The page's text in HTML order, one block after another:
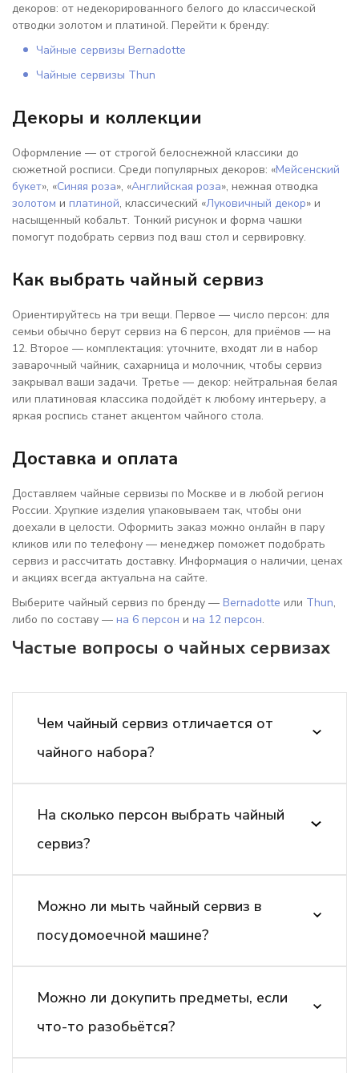
декоров: от недекорированного белого до классической
отводки золотом и платиной. Перейти к бренду:
Чайные сервизы Bernadotte
Чайные сервизы Thun
Декоры и коллекции
Оформление — от строгой белоснежной классики до
сюжетной росписи. Среди популярных декоров: «Мейсенский
букет», «Синяя роза», «Английская роза», нежная отводка
золотом и платиной, классический «Луковичный декор» и
насыщенный кобальт. Тонкий рисунок и форма чашки
помогут подобрать сервиз под ваш стол и сервировку.
Как выбрать чайный сервиз
Ориентируйтесь на три вещи. Первое — число персон: для
семьи обычно берут сервиз на 6 персон, для приёмов — на
12. Второе — комплектация: уточните, входят ли в набор
заварочный чайник, сахарница и молочник, чтобы сервиз
закрывал ваши задачи. Третье — декор: нейтральная белая
или платиновая классика подойдёт к любому интерьеру, а
яркая роспись станет акцентом чайного стола.
Доставка и оплата
Доставляем чайные сервизы по Москве и в любой регион
России. Хрупкие изделия упаковываем так, чтобы они
доехали в целости. Оформить заказ можно онлайн в пару
кликов или по телефону — менеджер поможет подобрать
сервиз и рассчитать доставку. Информация о наличии, ценах
и акциях всегда актуальна на сайте.
Выберите чайный сервиз по бренду — Bernadotte или Thun,
либо по составу — на 6 персон и на 12 персон.
Частые вопросы о чайных сервизах
Чем чайный сервиз отличается от
чайного набора?
На сколько персон выбрать чайный
сервиз?
Можно ли мыть чайный сервиз в
посудомоечной машине?
Можно ли докупить предметы, если
что-то разобьётся?